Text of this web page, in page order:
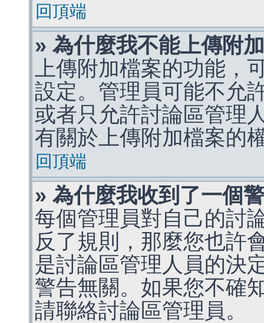
回頂端
» 為什麼我不能上傳附
上傳附加檔案的功能，
設定。管理員可能不允
或者只允許討論區管理
有關於上傳附加檔案的
回頂端
» 為什麼我收到了一個
每個管理員對自己的討
反了規則，那麼您也許
是討論區管理人員的決
警告無關。如果您不確
請聯絡討論區管理員。